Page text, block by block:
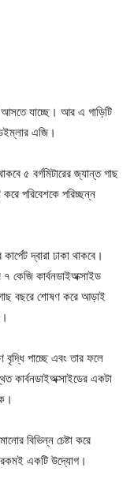
আসতে যাচ্ছে। আর এ গাড়িটি
এজি।
৫ বর্গমিটারের জ্যান্ত গাছ
পরিবেশকে পরিচ্ছন্ন
দ্বারা ঢাকা থাকবে।
৭ কেজি কার্বনডাইঅক্সাইড
গাছ বছরে শোষণ করে আড়াই
বৃদ্ধি পাচ্ছে এবং তার ফলে
কার্বনডাইঅক্সাইডের একটা
বিভিন্ন চেষ্টা করে
একটি উদ্যোগ।